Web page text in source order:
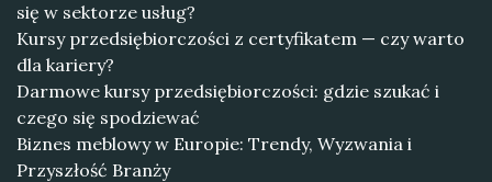
się w sektorze usług?
Kursy przedsiębiorczości z certyfikatem — czy warto
dla kariery?
Darmowe kursy przedsiębiorczości: gdzie szukać i
czego się spodziewać
Biznes meblowy w Europie: Trendy, Wyzwania i
Przyszłość Branży